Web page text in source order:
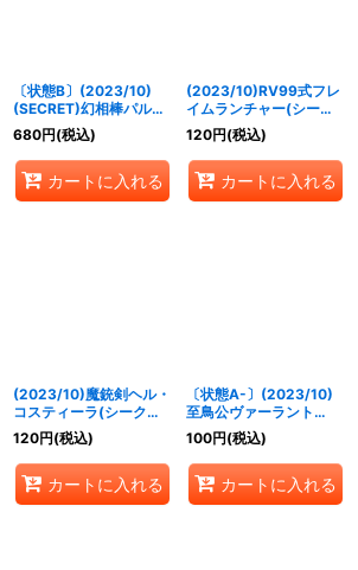
〔状態B〕(2023/10)
(SECRET)幻相棒パルム
【契約X-SEC】{BS65-
CX02}《黄》
680円(税込)
カートに入れる
(2023/10)RV99式フレ
イムランチャー(シーク
レット仕様)【C】
{BS65-065}《青》
120円(税込)
カートに入れる
(2023/10)魔銃剣ヘル・
コスティーラ(シークレ
ット仕様)【R】{BS65-
062}《紫》
120円(税込)
カートに入れる
〔状態A-〕(2023/10)
至鳥公ヴァーラント
【M】{BS65-060}
《青》
100円(税込)
カートに入れる